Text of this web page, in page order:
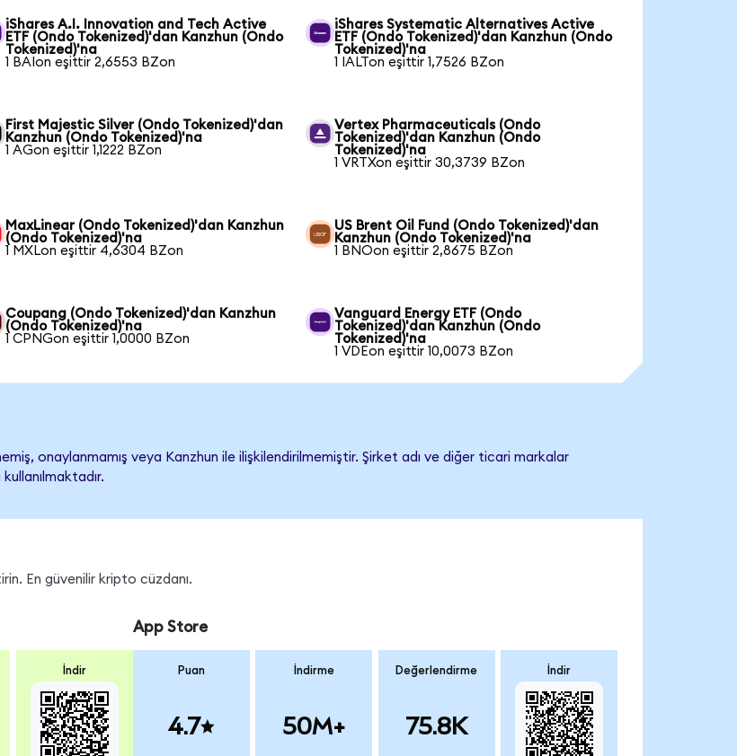
iShares A.I. Innovation and Tech Active
ETF (Ondo Tokenized)'dan Kanzhun (Ondo
Tokenized)'na
1 BAIon eşittir 2,6553 BZon
iShares Systematic Alternatives Active
ETF (Ondo Tokenized)'dan Kanzhun (Ondo
Tokenized)'na
1 IALTon eşittir 1,7526 BZon
First Majestic Silver (Ondo Tokenized)'dan
Kanzhun (Ondo Tokenized)'na
1 AGon eşittir 1,1222 BZon
Vertex Pharmaceuticals (Ondo
Tokenized)'dan Kanzhun (Ondo
Tokenized)'na
1 VRTXon eşittir 30,3739 BZon
MaxLinear (Ondo Tokenized)'dan Kanzhun
(Ondo Tokenized)'na
1 MXLon eşittir 4,6304 BZon
US Brent Oil Fund (Ondo Tokenized)'dan
Kanzhun (Ondo Tokenized)'na
1 BNOon eşittir 2,8675 BZon
Coupang (Ondo Tokenized)'dan Kanzhun
(Ondo Tokenized)'na
1 CPNGon eşittir 1,0000 BZon
Vanguard Energy ETF (Ondo
Tokenized)'dan Kanzhun (Ondo
Tokenized)'na
1 VDEon eşittir 10,0073 BZon
onaylanmamış veya Kanzhun ile ilişkilendirilmemiştir. Şirket adı ve diğer ticari markalar
En güvenilir kripto cüzdanı.
İndir
App Store
Puan
4.7
İndirme
50M+
Değerlendirme
75.8K
İndir